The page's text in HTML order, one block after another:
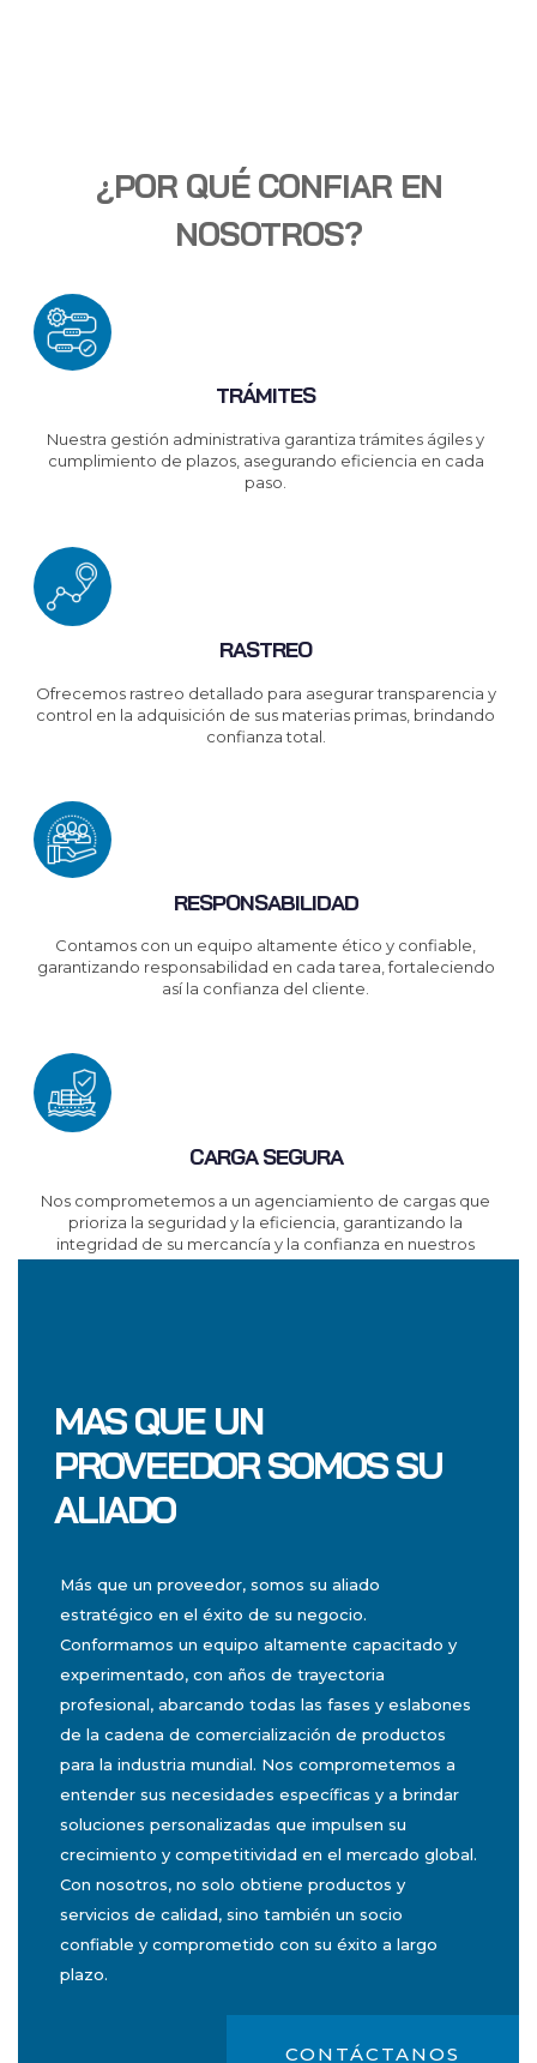
¿POR QUÉ CONFIAR EN
NOSOTROS?
TRÁMITES
Nuestra gestión administrativa garantiza trámites ágiles y
cumplimiento de plazos, asegurando eficiencia en cada
paso.
RASTREO
Ofrecemos rastreo detallado para asegurar transparencia y
control en la adquisición de sus materias primas, brindando
confianza total.
RESPONSABILIDAD
Contamos con un equipo altamente ético y confiable,
garantizando responsabilidad en cada tarea, fortaleciendo
así la confianza del cliente.
CARGA SEGURA
Nos comprometemos a un agenciamiento de cargas que
prioriza la seguridad y la eficiencia, garantizando la
integridad de su mercancía y la confianza en nuestros
servicios.
MAS QUE UN
PROVEEDOR SOMOS SU
ALIADO
Más que un proveedor, somos su aliado
estratégico en el éxito de su negocio.
Conformamos un equipo altamente capacitado y
experimentado, con años de trayectoria
profesional, abarcando todas las fases y eslabones
de la cadena de comercialización de productos
para la industria mundial. Nos comprometemos a
entender sus necesidades específicas y a brindar
soluciones personalizadas que impulsen su
crecimiento y competitividad en el mercado global.
Con nosotros, no solo obtiene productos y
servicios de calidad, sino también un socio
confiable y comprometido con su éxito a largo
plazo.
CONTÁCTANOS